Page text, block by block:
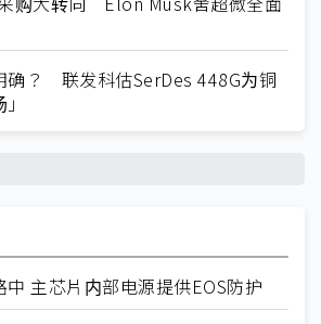
确？ 联发科估SerDes 448G为铜
中 主芯片内部电源提供EOS防护